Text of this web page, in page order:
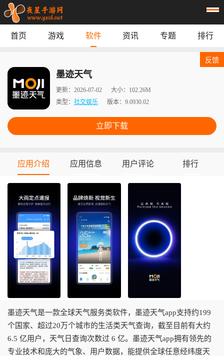
榜单
首页 游戏 软件 资讯 专题 排行
墨迹天气
更新： 2026-07-02 大小： 102.26M
类型： 社交娱乐 版本： 9.0930.02
立即下载
反馈
应用介绍 应用信息 用户评论 排行
墨迹天气是一款全球天气服务类软件，墨迹天气app支持约199
个国家、超过20万个城市的生活类天气查询，截至目前有大约
6.5 亿用户，天气日查询次数过 6 亿。墨迹天气app拥有领先的
专业技术和庞大的气象、用户数据，能提供全球任意经纬度天